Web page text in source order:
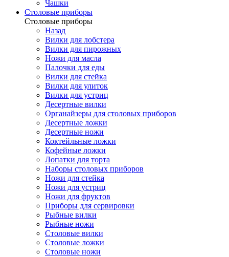
Чашки
Cтоловые приборы
Cтоловые приборы
Назад
Вилки для лобстера
Вилки для пирожных
Ножи для масла
Палочки для еды
Вилки для стейка
Вилки для улиток
Вилки для устриц
Десертные вилки
Органайзеры для столовых приборов
Десертные ложки
Десертные ножи
Коктейльные ложки
Кофейные ложки
Лопатки для торта
Наборы столовых приборов
Ножи для стейка
Ножи для устриц
Ножи для фруктов
Приборы для сервировки
Рыбные вилки
Рыбные ножи
Столовые вилки
Столовые ложки
Столовые ножи